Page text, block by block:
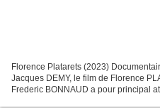
Florence Platarets (2023)
Jacques DEMY, le film de Florence
Frederic BONNAUD a pour principal